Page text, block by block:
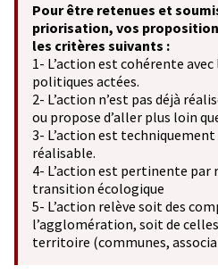
Pour être retenues et
priorisation, vos
les critères suivants :
1- L’action est cohérente
politiques actées.
2- L’action n’est pas déjà
ou propose d’aller plus loin
3- L’action est
réalisable.
4- L’action est pertinente par
transition écologique
5- L’action relève soit des
l’agglomération, soit de
territoire (communes,